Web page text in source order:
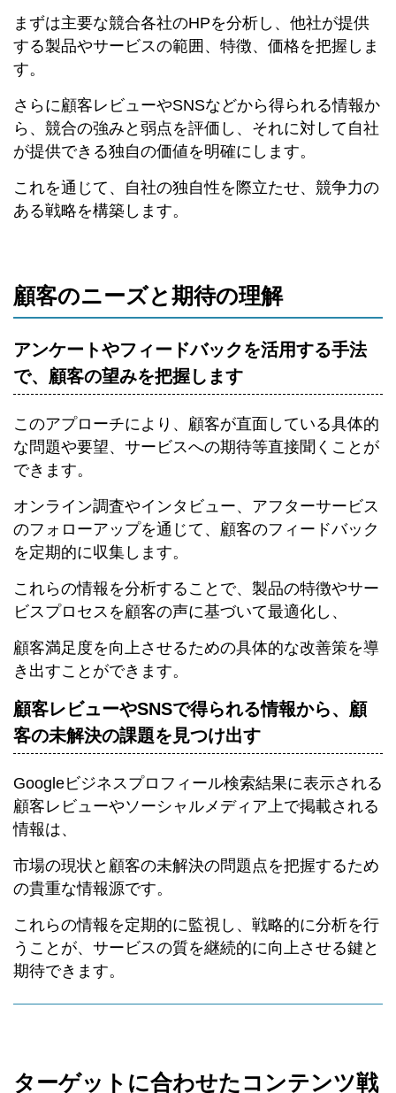
まずは主要な競合各社のHPを分析し、他社が提供
する製品やサービスの範囲、特徴、価格を把握しま
す。
さらに顧客レビューやSNSなどから得られる情報か
ら、競合の強みと弱点を評価し、それに対して自社
が提供できる独自の価値を明確にします。
これを通じて、自社の独自性を際立たせ、競争力の
ある戦略を構築します。
顧客のニーズと期待の理解
アンケートやフィードバックを活用する手法
で、顧客の望みを把握します
このアプローチにより、顧客が直面している具体的
な問題や要望、サービスへの期待等直接聞くことが
できます。
オンライン調査やインタビュー、アフターサービス
のフォローアップを通じて、顧客のフィードバック
を定期的に収集します。
これらの情報を分析することで、製品の特徴やサー
ビスプロセスを顧客の声に基づいて最適化し、
顧客満足度を向上させるための具体的な改善策を導
き出すことができます。
顧客レビューやSNSで得られる情報から、顧
客の未解決の課題を見つけ出す
Googleビジネスプロフィール検索結果に表示される
顧客レビューやソーシャルメディア上で掲載される
情報は、
市場の現状と顧客の未解決の問題点を把握するため
の貴重な情報源です。
これらの情報を定期的に監視し、戦略的に分析を行
うことが、サービスの質を継続的に向上させる鍵と
期待できます。
ターゲットに合わせたコンテンツ戦